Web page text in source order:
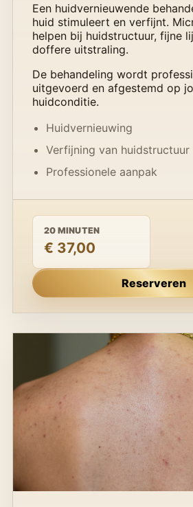
Een huidvernieuwende
huid stimuleert en verfijnt.
helpen bij huidstructuur, fijne
doffere uitstraling.
De behandeling wordt
uitgevoerd en afgestemd op
huidconditie.
Huidvernieuwing
Verfijning van huidstructuur
Professionele aanpak
20 MINUTEN
€ 37,00
Reserveren